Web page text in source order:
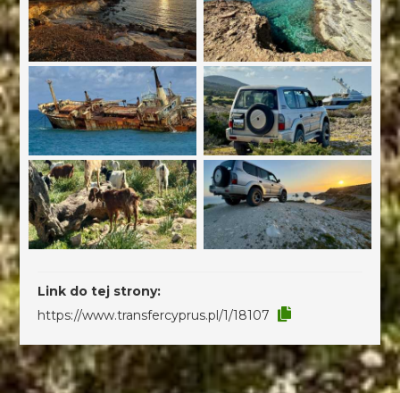
Link do tej strony:
https://www.transfercyprus.pl/1/18107